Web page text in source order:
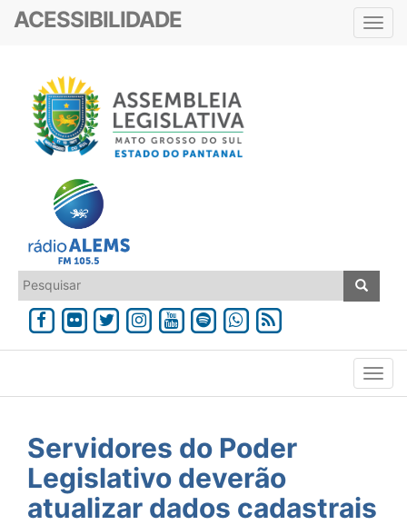
ACESSIBILIDADE
Servidores do Poder
Legislativo deverão
atualizar dados cadastrais